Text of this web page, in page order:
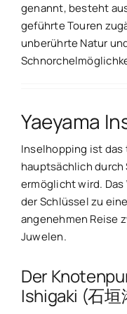
genannt, besteht
geführte Touren
unberührte Natur
Yaeyama
Inselhopping ist das
hauptsächlich durch
ermöglicht wird.
der Schlüssel zu
angenehmen Reise
Juwelen.
Der
Ishigaki (石